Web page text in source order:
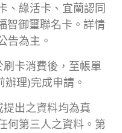
、綠活卡、宜蘭認同
智御璽聯名卡。詳情
告為主。
卡消費後，至帳單
理)完成申請。
出之資料均為真
何第三人之資料。第